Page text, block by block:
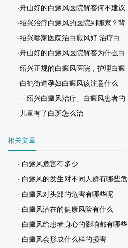
·舟山好的白癜风医院解答何不建议
·绍兴治疗白癜风的医院到哪家？背
·绍兴哪家医院治白癜风好 治疗白
·舟山好的白癜风医院解答为什么白
·绍兴正规的白癜风医院，护理白癜
·白鹤街道孕妇白癜风该注意什么
·「绍兴白癜风治疗」白癜风患者的
·儿童有了白斑怎么治
相关文章
· 白癜风危害有多少
· 白癜风的发生对不同人群有哪些危
· 白癜风对头部的危害有哪些呢
· 白癜风潜在的健康风险有什么
· 白癜风给患者身心的影响都有哪些
· 白癜风会形成什么样的损害